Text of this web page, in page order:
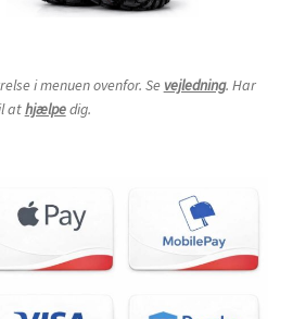
i menuen ovenfor. Se vejledning. Har
athjælpedig.